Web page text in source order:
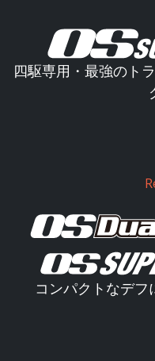
四駆専用・最強のト
コンパクトなデ